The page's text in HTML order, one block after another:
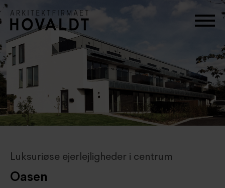
Luksuriøse ejerlejligheder i centrum
Oasen